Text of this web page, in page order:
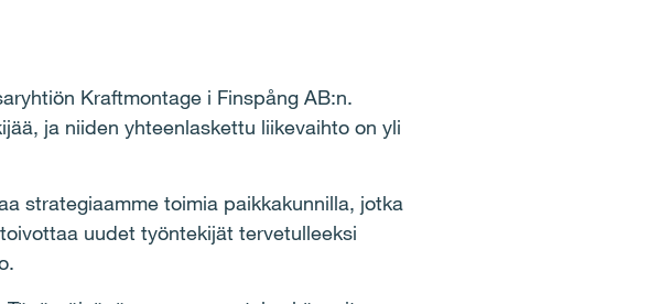
Kraftmontage i Finspång AB:n.
ja niiden yhteenlaskettu liikevaihto on yli
strategiaamme toimia paikkakunnilla, jotka
uudet työntekijät tervetulleeksi